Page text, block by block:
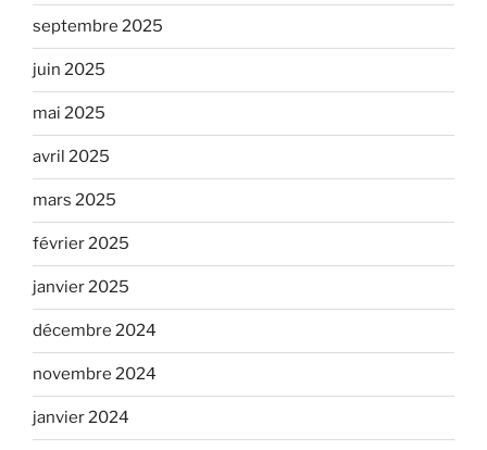
septembre 2025
juin 2025
mai 2025
avril 2025
mars 2025
février 2025
janvier 2025
décembre 2024
novembre 2024
janvier 2024